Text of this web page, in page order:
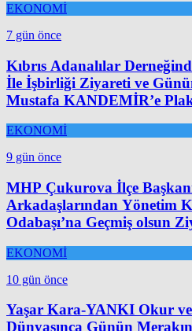
EKONOMİ
7 gün önce
Kıbrıs Adanalılar
İle İşbirliği Ziyareti ve
Mustafa KANDEMİR’e
EKONOMİ
9 gün önce
MHP Çukurova İlçe
Arkadaşlarından Yönetim
Odabaşı’na Geçmiş olsun
EKONOMİ
10 gün önce
Yaşar Kara-YANKI Okur
Dünyasınca Günün